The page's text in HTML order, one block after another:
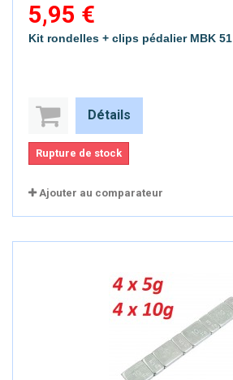
5,95 €
Kit rondelles + clips pédalier MBK 51
Détails
Rupture de stock
Ajouter au comparateur